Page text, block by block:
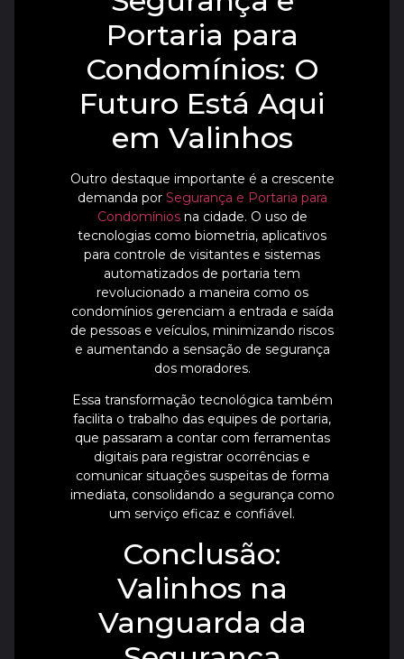
Portaria para
Condomínios: O
Futuro Está Aqui
em Valinhos
Outro destaque importante é a crescente
demanda por Segurança e Portaria para
Condomíniosna cidade. O uso de
tecnologias como biometria, aplicativos
para controle de visitantes e sistemas
automatizados de portaria tem
revolucionado a maneira como os
condomínios gerenciam a entrada e saída
de pessoas e veículos, minimizando riscos
e aumentando a sensação de segurança
dos moradores.
Essa transformação tecnológica também
facilita o trabalho das equipes de portaria,
que passaram a contar com ferramentas
digitais para registrar ocorrências e
comunicar situações suspeitas de forma
imediata, consolidando a segurança como
um serviço eficaz e confiável.
Conclusão:
Valinhos na
Vanguarda da